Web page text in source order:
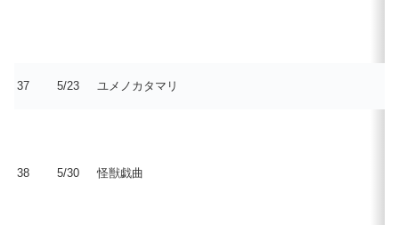
37 5/23 ユメノカタマリ
38 5/30 怪獣戯曲